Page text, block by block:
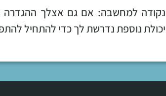
נקודה למחשבה: אם גם אצלך ההגדרה
יכולת נוספת נדרשת לך כדי להתחיל